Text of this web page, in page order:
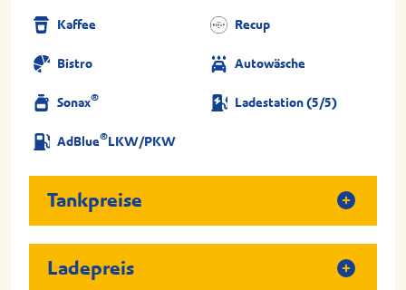
Kaffee Recup
Bistro Autowäsche
Sonax® Ladestation (5/5)
AdBlue® LKW/PKW
Tankpreise
Ladepreis